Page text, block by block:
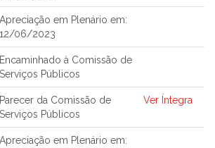
Apreciação em Plenário em:
12/06/2023
Encaminhado à Comissão de
Serviços Públicos
Parecer da Comissão de
Serviços Públicos
Ver Íntegra
Apreciação em Plenário em: